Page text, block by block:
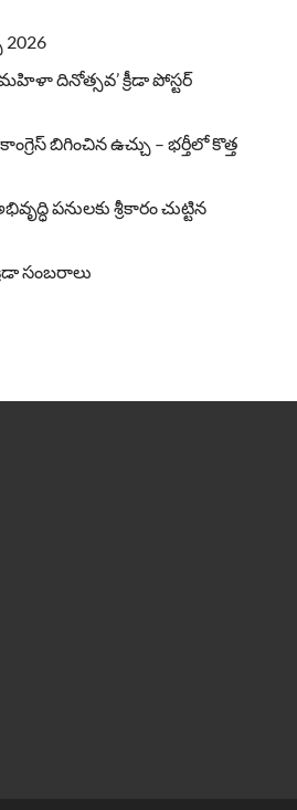
2026
దినోత్సవ’ క్రీడా పోస్టర్
బిగించిన ఉచ్చు – భర్తీలో కొత్త
పనులకు శ్రీకారం చుట్టిన
సంబరాలు